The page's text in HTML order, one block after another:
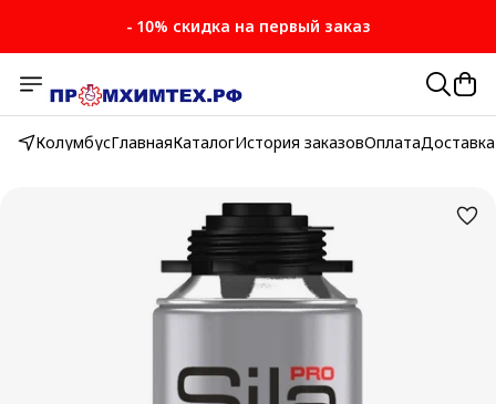
- 10% скидка на первый заказ
КолумбусГлавнаяКаталогИстория заказовОплатаДоставка